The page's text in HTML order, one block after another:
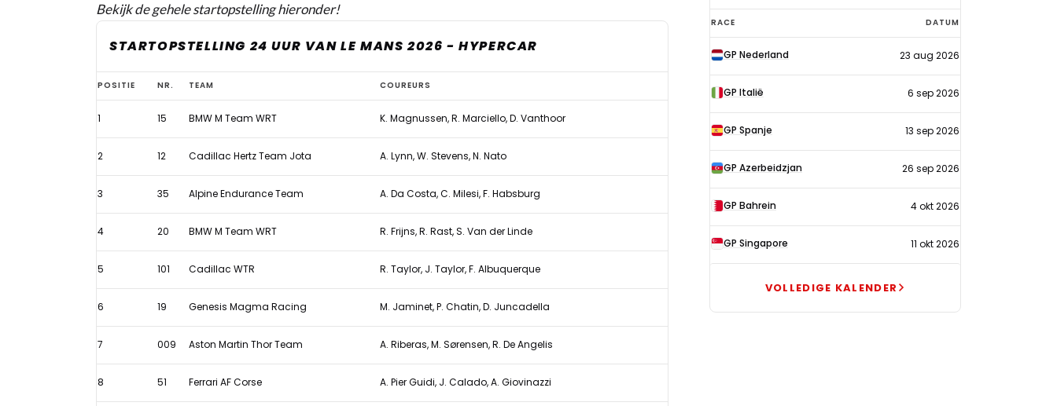
Bekijk de gehele startopstelling hieronder!
STARTOPSTELLING 24 UUR VAN LE MANS 2026 - HYPERCAR
Startopstelling
24
uur
van
Mans
2026
POSITIE NR. TEAM COUREURS
1 15 BMW M Team WRT K. Magnussen, R. Marciello, D. Vanthoor
2 12 Cadillac Hertz Team Jota A. Lynn, W. Stevens, N. Nato
3 35 Alpine Endurance Team A. Da Costa, C. Milesi, F. Habsburg
4 20 BMW M Team WRT R. Frijns, R. Rast, S. Van der Linde
5 101 Cadillac WTR R. Taylor, J. Taylor, F. Albuquerque
6 19 Genesis Magma Racing M. Jaminet, P. Chatin, D. Juncadella
7 009 Aston Martin Thor Team A. Riberas, M. Sørensen, R. De Angelis
8 51 Ferrari AF Corse A. Pier Guidi, J. Calado, A. Giovinazzi
F1-
kalender
2026
RACE DATUM
GP Nederland 23 aug 2026
GP Italië 6 sep 2026
GP Spanje 13 sep 2026
GP Azerbeidzjan 26 sep 2026
GP Bahrein 4 okt 2026
GP Singapore 11 okt 2026
VOLLEDIGE KALENDER